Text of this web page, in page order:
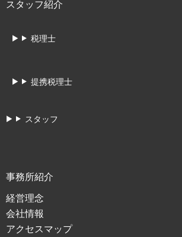
スタッフ紹介
税理士
提携税理士
スタッフ
事務所紹介
経営理念
会社情報
アクセスマップ